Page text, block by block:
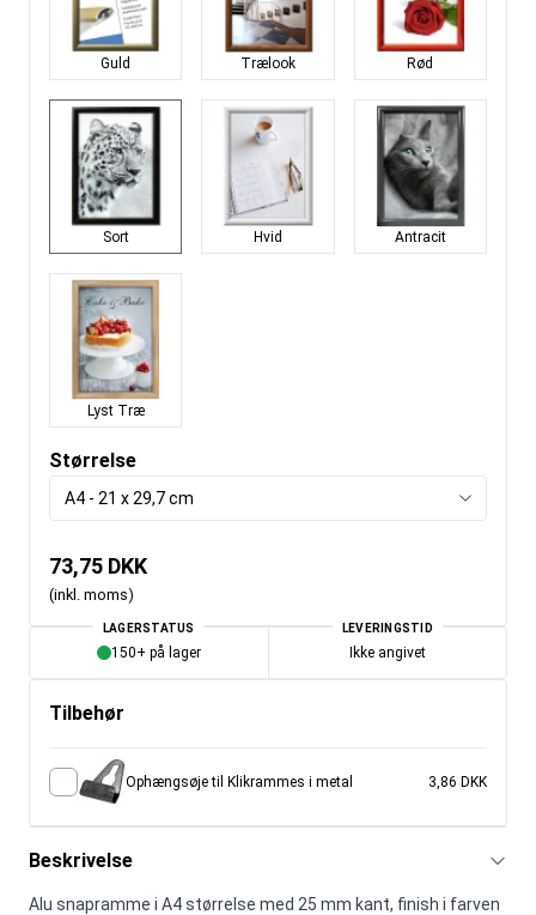
Guld Trælook Rød
Sort Hvid Antracit
Lyst Træ
Størrelse
A4 - 21 x 29,7 cm
73,75 DKK
(inkl. moms)
LAGERSTATUS
150+ på lager
LEVERINGSTID
Ikke angivet
Tilbehør
Ophængsøje til Klikrammes i metal 3,86 DKK
Beskrivelse
Alu snapramme i A4 størrelse med 25 mm kant, finish i farven